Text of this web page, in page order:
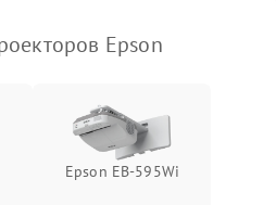
Epson
Epson EB-595Wi